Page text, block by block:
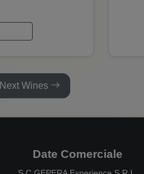
Next Wines
Date Comerciale